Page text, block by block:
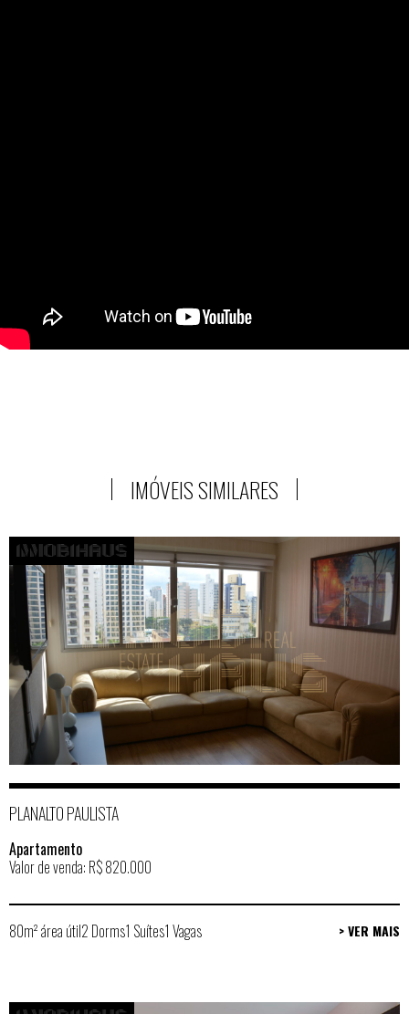
IMÓVEIS SIMILARES
PLANALTO PAULISTA
Apartamento
Valor de venda: R$ 820.000
80m² área útil2 Dorms1 Suítes1 Vagas > VER MAIS